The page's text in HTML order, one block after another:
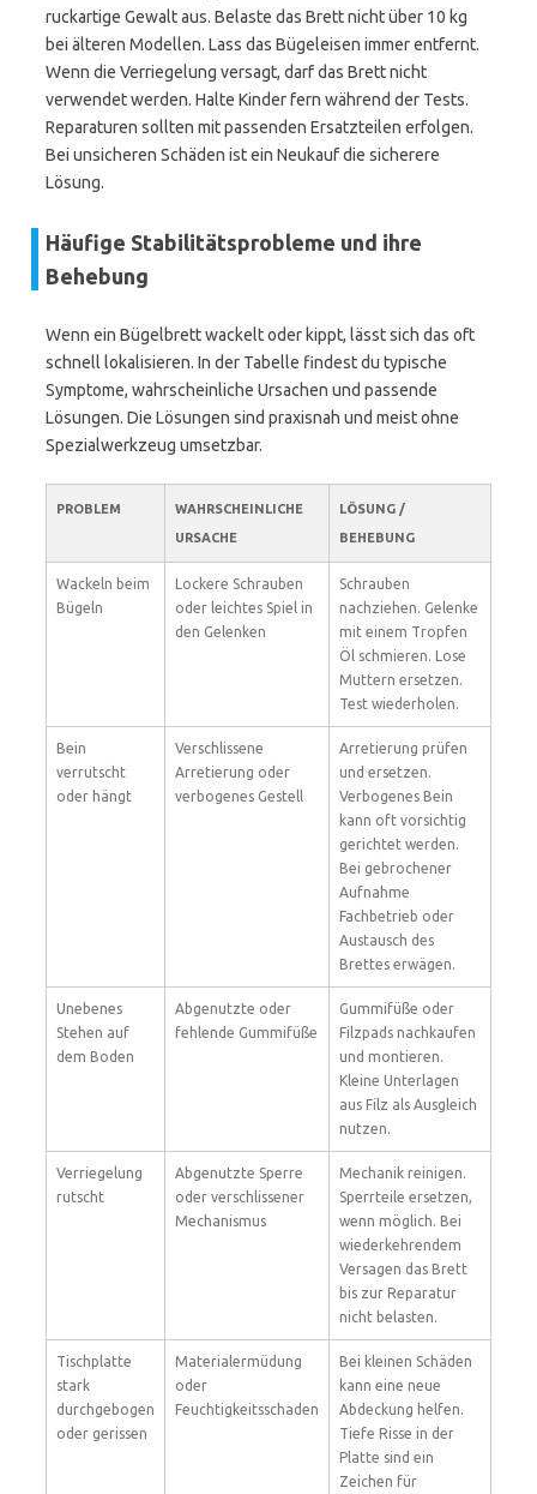
ruckartige Gewalt aus. Belaste das Brett nicht über 10 kg
bei älteren Modellen. Lass das Bügeleisen immer entfernt.
Wenn die Verriegelung versagt, darf das Brett nicht
verwendet werden. Halte Kinder fern während der Tests.
Reparaturen sollten mit passenden Ersatzteilen erfolgen.
Bei unsicheren Schäden ist ein Neukauf die sicherere
Lösung.
Häufige Stabilitätsprobleme und ihre
Behebung
Wenn ein Bügelbrett wackelt oder kippt, lässt sich das oft
schnell lokalisieren. In der Tabelle findest du typische
Symptome, wahrscheinliche Ursachen und passende
Lösungen. Die Lösungen sind praxisnah und meist ohne
Spezialwerkzeug umsetzbar.
PROBLEM
WAHRSCHEINLICHE
URSACHE
LÖSUNG /
BEHEBUNG
Wackeln beim
Bügeln
Lockere Schrauben
oder leichtes Spiel in
den Gelenken
Schrauben
nachziehen. Gelenke
mit einem Tropfen
Öl schmieren. Lose
Muttern ersetzen.
Test wiederholen.
Bein
verrutscht
oder hängt
Verschlissene
Arretierung oder
verbogenes Gestell
Arretierung prüfen
und ersetzen.
Verbogenes Bein
kann oft vorsichtig
gerichtet werden.
Bei gebrochener
Aufnahme
Fachbetrieb oder
Austausch des
Brettes erwägen.
Unebenes
Stehen auf
dem Boden
Abgenutzte oder
fehlende Gummifüße
Gummifüße oder
Filzpads nachkaufen
und montieren.
Kleine Unterlagen
aus Filz als Ausgleich
nutzen.
Verriegelung
rutscht
Abgenutzte Sperre
oder verschlissener
Mechanismus
Mechanik reinigen.
Sperrteile ersetzen,
wenn möglich. Bei
wiederkehrendem
Versagen das Brett
bis zur Reparatur
nicht belasten.
Tischplatte
stark
durchgebogen
oder gerissen
Materialermüdung
oder
Feuchtigkeitsschaden
Bei kleinen Schäden
kann eine neue
Abdeckung helfen.
Tiefe Risse in der
Platte sind ein
Zeichen für